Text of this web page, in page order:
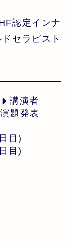
認定インナ
セラピスト
講演者
題発表
目)
目)